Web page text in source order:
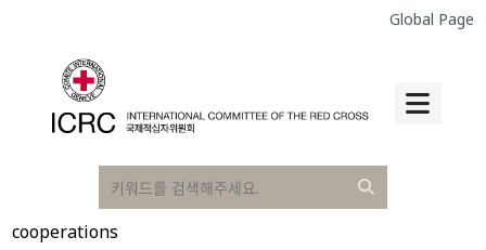
Global Page
cooperations